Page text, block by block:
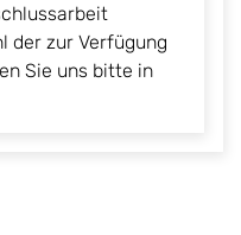
der zur Verfügung
Sie uns bitte in